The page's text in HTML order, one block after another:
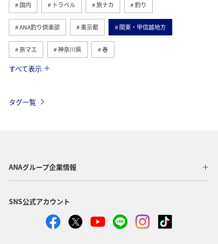
国内 トラベル 旅ナカ 釣り
ANA釣り倶楽部 東京都 関東・甲信越地方
旅マエ 神奈川県 春
川 ANA Pocket
すべて表示
タグ一覧
ANAグループ企業情報
SNS公式アカウント